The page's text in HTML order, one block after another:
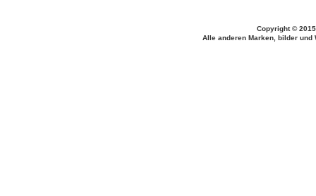
Copyright ©
Alle anderen Marken, bilder und